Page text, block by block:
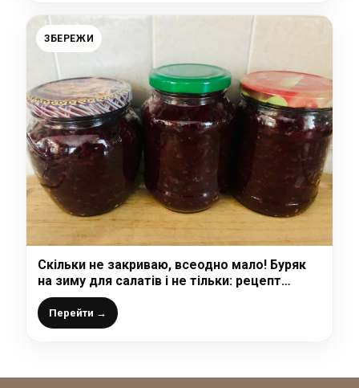
ЗБЕРЕЖИ
Скільки не закриваю, всеодно мало! Буряк
на зиму для салатів і не тільки: рецепт
простий, універсальний, без оцту і можна
зберігати в кімнаті
Перейти →